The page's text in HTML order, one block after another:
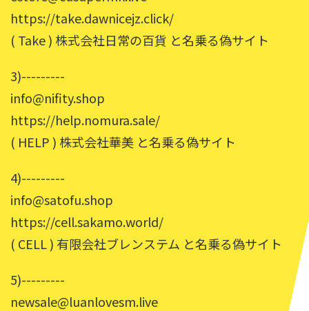
https://take.dawnicejz.click/
( Take ) 株式会社日常の百貨 と名乗る偽サイト
3)---------
info@nifity.shop
https://help.nomura.sale/
( HELP ) 株式会社華美 と名乗る偽サイト
4)---------
info@satofu.shop
https://cell.sakamo.world/
( CELL ) 有限会社ブレンステム と名乗る偽サイト
5)---------
newsale@luanlovesm.live